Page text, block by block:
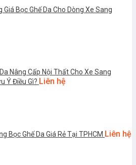
Giá Bọc Ghế Da Cho Dòng Xe Sang
Nâng Cấp Nội Thất Cho Xe Sang
Ý Điều Gì? Liên hệ
Bọc Ghế Da Giá Rẻ Tại TPHCM Liên hệ